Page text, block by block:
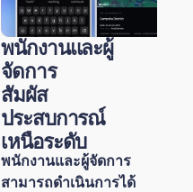
พนักงานและผู้
จัดการ
สัมผัส
ประสบการณ์
เหนือระดับ
พนักงานและผู้จัดการ
สามารถดำเนินการได้